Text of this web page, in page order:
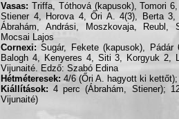
Vasas: Triffa, Tóthová (kapusok), Tomori
Stiener 4, Horova 4, Őri A. 4(3), Berta 3,
Ábrahám, Andrási, Moszkovaja, Reubl,
Mocsai Lajos
Cornexi: Sugár, Fekete (kapusok), Pádár
Balogh 4, Kenyeres 4, Siti 3, Korgyuk 2,
Vijunaité. Edző: Szabó Edina
Hétméteresek: 4/6 (Őri A. hagyott ki
Kiállítások: 4 perc (Ábrahám, Stiener);
Vijunaité)